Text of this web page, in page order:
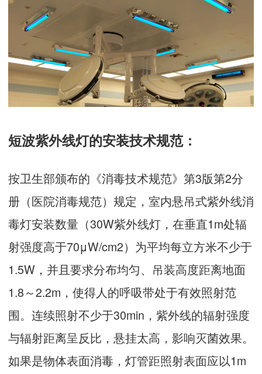
短波紫外线灯的安装技术规范：
按卫生部颁布的《消毒技术规范》第3版第2分
册（医院消毒规范）规定，室内悬吊式紫外线消
毒灯安装数量（30W紫外线灯，在垂直1m处辐
射强度高于70μW/cm2）为平均每立方米不少于
1.5W，并且要求分布均匀、吊装高度距离地面
1.8～2.2m，使得人的呼吸带处于有效照射范
围。连续照射不少于30min，紫外线的辐射强度
与辐射距离呈反比，悬挂太高，影响灭菌效果。
如果是物体表面消毒，灯管距照射表面应以1m